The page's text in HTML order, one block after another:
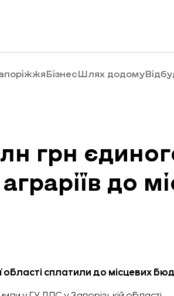
БізнесШлях додому
грн
до
області сплатили до місцевих